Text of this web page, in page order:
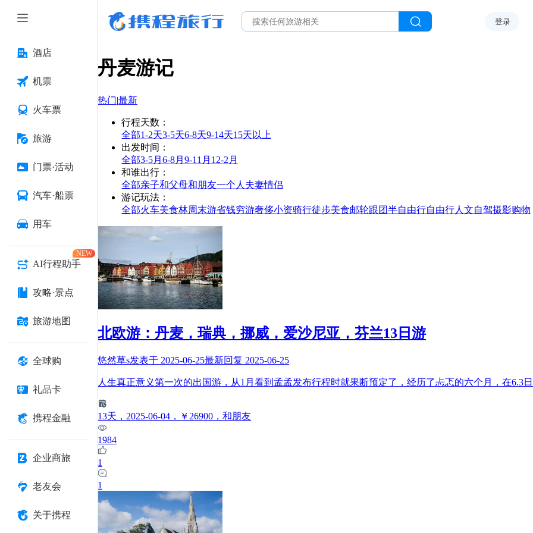
酒店
机票
火车票
旅游
门票·活动
汽车·船票
用车
AI行程助手
NEW
攻略·景点
旅游地图
全球购
礼品卡
携程金融
企业商旅
老友会
关于携程
登录
丹麦游记
热门|最新
行程天数 ：
全部1-2天3-5天6-8天9-14天15天以上
出发时间 ：
全部3-5月 6-8月 9-11月 12-2月
和谁出行 ：
全部亲子和父母和朋友一个人 夫妻情侣
游记玩法 ：
全部火车美食林周末游省钱穷游奢侈小资骑行徒步美食邮轮跟团半自由行自由行人文自驾摄影购物
北欧游：丹麦，瑞典，挪威，爱沙尼亚，芬兰13日游
悠然草s发表于 2025-06-25最新回复 2025-06-25
人生真正意义第一次的出国游，从1月看到孟孟发布行程时就果断预定了，经历了忐忑的六个月，在6.3
13天 ，2025-06-04 ，￥26900 ，和朋友
1984
1
1